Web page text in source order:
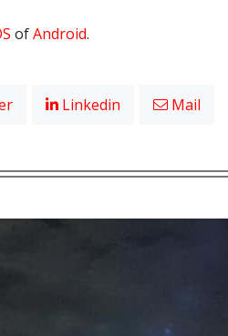
ofAndroid.
Linkedin Mail